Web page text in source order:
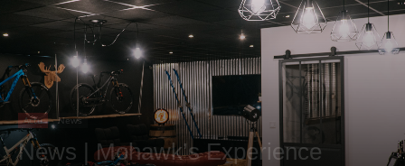
Actu News
News | Mohawk’s Experience